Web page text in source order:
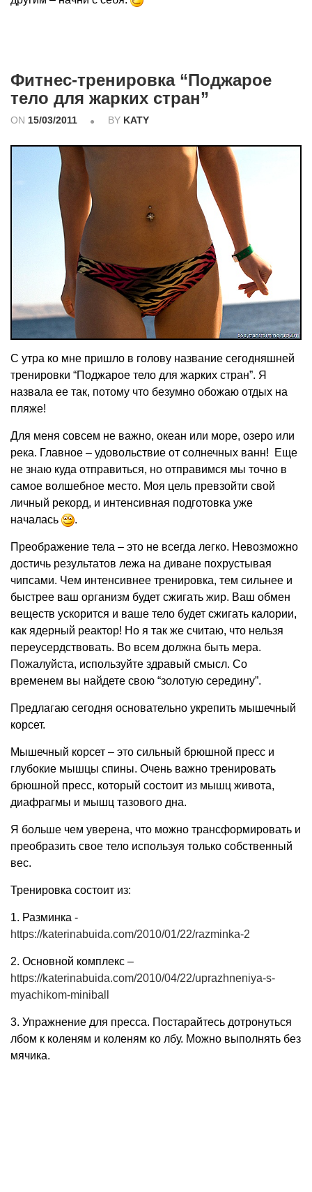
Фитнес-тренировка “Поджарое
тело для жарких стран”
ON 15/03/2011 BY KATY
С утра ко мне пришло в голову название сегодняшней
тренировки “Поджарое тело для жарких стран”. Я
назвала ее так, потому что безумно обожаю отдых на
пляже!
Для меня совсем не важно, океан или море, озеро или
река. Главное – удовольствие от солнечных ванн! Еще
не знаю куда отправиться, но отправимся мы точно в
самое волшебное место. Моя цель превзойти свой ​​
личный рекорд, и интенсивная подготовка уже
началась
.
Преображение тела – это не всегда легко. Невозможно
достичь результатов лежа на диване похрустывая
чипсами. Чем интенсивнее тренировка, тем сильнее и
быстрее ваш организм будет сжигать жир. Ваш обмен
веществ ускорится и ваше тело будет сжигать калории,
как ядерный реактор! Но я так же считаю, что нельзя
переусердствовать. Во всем должна быть мера.
Пожалуйста, используйте здравый смысл. Со
временем вы найдете свою “золотую середину”.
Предлагаю сегодня основательно укрепить мышечный
корсет.
Мышечный корсет – это сильный брюшной пресс и
глубокие мышцы спины. Очень важно тренировать
брюшной пресс, который состоит из мышц живота,
диафрагмы и мышц тазового дна.
Я больше чем уверена, что можно трансформировать и
преобразить свое тело используя только собственный
вес.
Тренировка состоит из:
1. Разминка -
https://katerinabuida.com/2010/01/22/razminka-2
2. Основной комплекс –
https://katerinabuida.com/2010/04/22/uprazhneniya-s-
myachikom-miniball
3. Упражнение для пресса. Постарайтесь дотронуться
лбом к коленям и коленям ко лбу. Можно выполнять без
мячика.